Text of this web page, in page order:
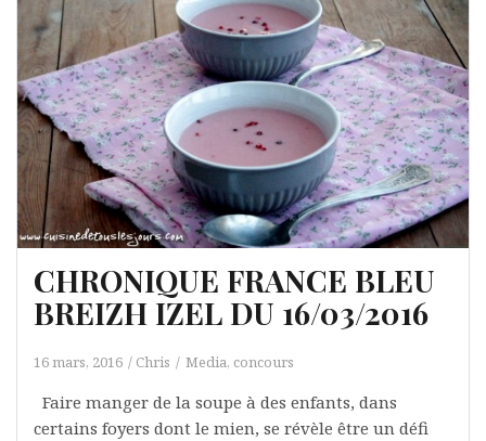
CHRONIQUE FRANCE BLEU
BREIZH IZEL DU 16/03/2016
16 mars, 2016 Chris Media, concours
Faire manger de la soupe à des enfants, dans
certains foyers dont le mien, se révèle être un défi